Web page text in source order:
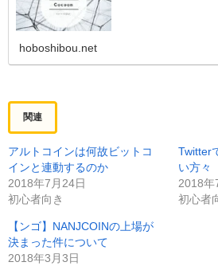
hoboshibou.net
関連
アルトコインは何故ビットコ
インと連動するのか
2018年7月24日
初心者向き
Twitter
い方々
2018年
初心者
【ンゴ】NANJCOINの上場が
決まった件について
2018年3月3日